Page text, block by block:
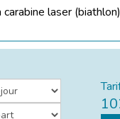
laser (biathlon)